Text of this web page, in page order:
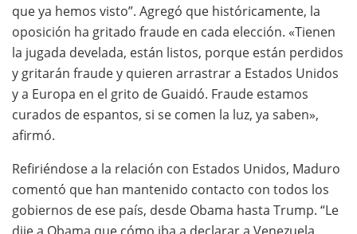
que ya hemos visto”. Agregó que históricamente, la
oposición ha gritado fraude en cada elección. «Tienen
la jugada develada, están listos, porque están perdidos
y gritarán fraude y quieren arrastrar a Estados Unidos
y a Europa en el grito de Guaidó. Fraude estamos
curados de espantos, si se comen la luz, ya saben»,
afirmó.
Refiriéndose a la relación con Estados Unidos, Maduro
comentó que han mantenido contacto con todos los
gobiernos de ese país, desde Obama hasta Trump. “Le